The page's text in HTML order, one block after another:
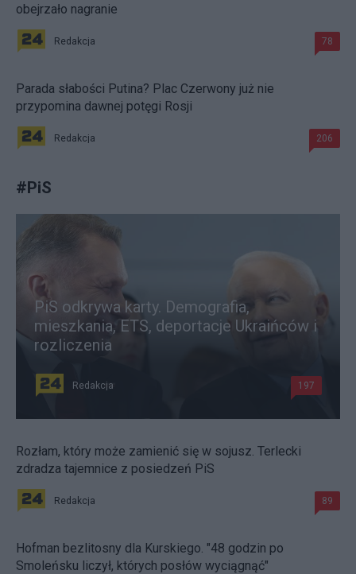
obejrzało nagranie
Redakcja 78
Parada słabości Putina? Plac Czerwony już nie
przypomina dawnej potęgi Rosji
Redakcja 206
#PiS
PiS odkrywa karty. Demografia,
mieszkania, ETS, deportacje Ukraińców i
rozliczenia
Redakcja 197
Rozłam, który może zamienić się w sojusz. Terlecki
zdradza tajemnice z posiedzeń PiS
Redakcja 89
Hofman bezlitosny dla Kurskiego. "48 godzin po
Smoleńsku liczył, których posłów wyciągnąć"